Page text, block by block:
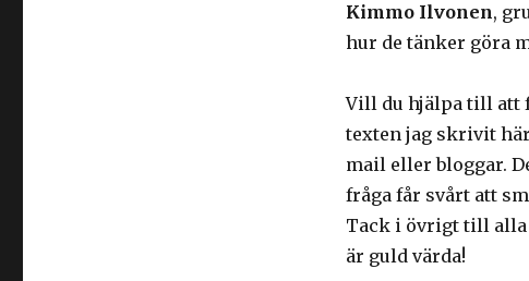
Kimmo Ilvonen,
hur de tänker göra
Vill du hjälpa till att
texten jag skrivit
mail eller bloggar.
fråga får svårt att
Tack i övrigt till alla
är guld värda!